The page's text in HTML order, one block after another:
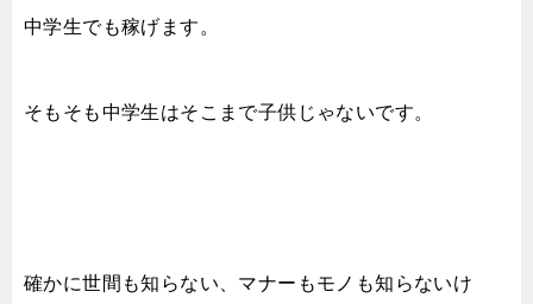
中学生でも稼げます。
そもそも中学生はそこまで子供じゃないです。
確かに世間も知らない、マナーもモノも知らないけ